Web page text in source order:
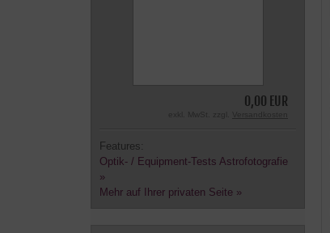
0,00 EUR
exkl. MwSt. zzgl.
Features:
Optik- / Equipment-Tests Astrofotografie
»
Mehr auf Ihrer privaten Seite »